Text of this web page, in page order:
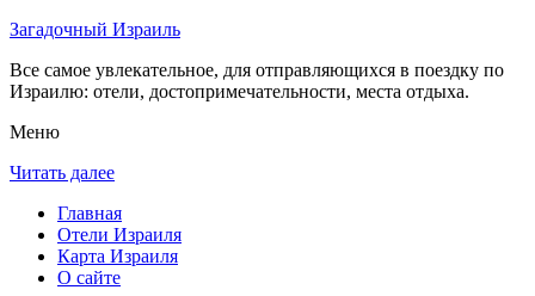
Загадочный Израиль
Все самое увлекательное, для отправляющихся в поездку по
Израилю: отели, достопримечательности, места отдыха.
Меню
Читать далее
Главная
Отели Израиля
Карта Израиля
О сайте